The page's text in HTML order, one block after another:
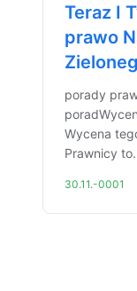
Teraz I
prawo
porady
Wycena
Prawnicy
30.11.-0001